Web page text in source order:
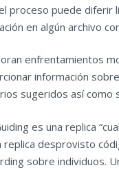
proceso puede diferir
en algún archivo
enfrentamientos
información
sugeridos así­ como
es una replica
replica desprovisto
sobre individuos.